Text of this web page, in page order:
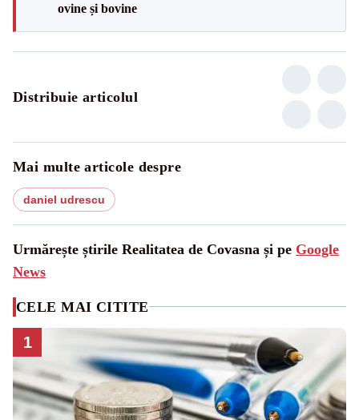
ovine și bovine
Distribuie articolul
Mai multe articole despre
daniel udrescu
Urmărește știrile Realitatea de Covasna și pe Google
News
CELE MAI CITITE
1